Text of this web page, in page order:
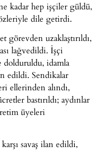
kadar hep işçiler güldü,
dile getirdi.
uzaklaştırıldı,
lağvedildi. İşçi
dolduruldu, idamla
edildi. Sendikalar
ellerinden alındı,
bastırıldı; aydınlar
üyeleri
savaş ilan edildi,